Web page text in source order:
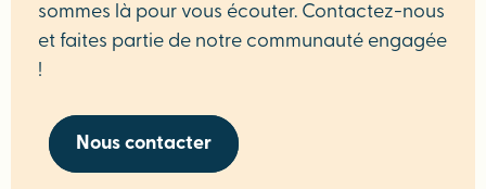
sommes là pour vous écouter. Contactez-nous
et faites partie de notre communauté engagée
!
Nous contacter